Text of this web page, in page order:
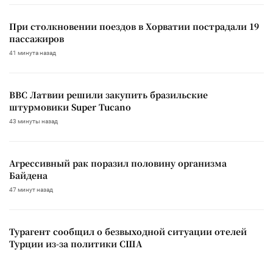
При столкновении поездов в Хорватии пострадали 19
пассажиров
41 минута назад
ВВС Латвии решили закупить бразильские
штурмовики Super Tucano
43 минуты назад
Агрессивный рак поразил половину организма
Байдена
47 минут назад
Турагент сообщил о безвыходной ситуации отелей
Турции из-за политики США